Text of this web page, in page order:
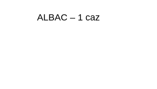
ALBAC – 1 caz